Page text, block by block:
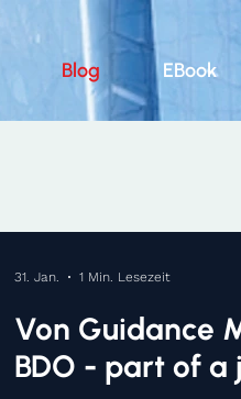
Blog EBook
Von Guidance
BDO - part of a
31. Jan. 1 Min. Lesezeit